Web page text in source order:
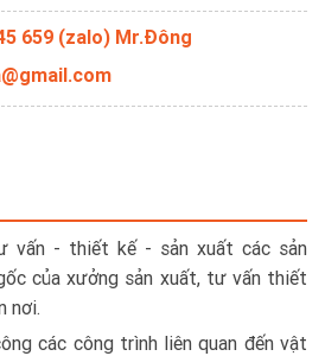
659 (zalo) Mr.Đông
vấn - thiết kế - sản xuất các sản
của xưởng sản xuất, tư vấn thiết
nơi.
các công trình liên quan đến vật